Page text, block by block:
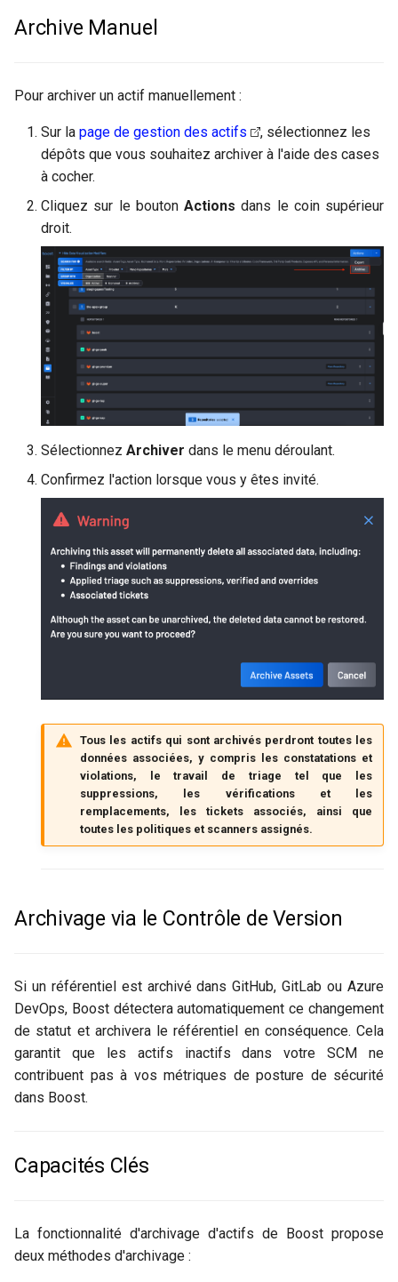
Archivage via le Contrôle de
Capacités Clés
Désarchivage des Actifs
Visualisation des Actifs
Jenkins
Archive Manuel
Pour archiver un actif manuellement :
Sur la page de gestion des actifs
, sélectionnez les
dépôts que vous souhaitez archiver à l'aide des cases
à cocher.
Cliquez sur le bouton Actions dans le coin supérieur
droit.
Sélectionnez Archiver dans le menu déroulant.
Confirmez l'action lorsque vous y êtes invité.
Tous les actifs qui sont archivés perdront toutes les
données associées, y compris les constatations et
violations, le travail de triage tel que les
suppressions, les vérifications et les
remplacements, les tickets associés, ainsi que
toutes les politiques et scanners assignés.
Archivage via le Contrôle de Version
Si un référentiel est archivé dans GitHub, GitLab ou Azure
DevOps, Boost détectera automatiquement ce changement
de statut et archivera le référentiel en conséquence. Cela
garantit que les actifs inactifs dans votre SCM ne
contribuent pas à vos métriques de posture de sécurité
dans Boost.
Capacités Clés
La fonctionnalité d'archivage d'actifs de Boost propose
deux méthodes d'archivage :